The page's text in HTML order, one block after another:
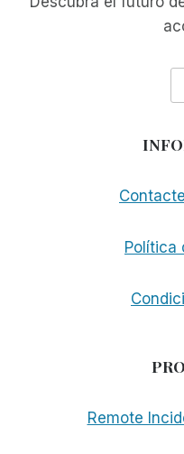
Política
Remote